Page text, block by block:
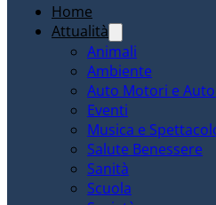
Home
Attualità
Animali
Ambiente
Auto Motori e
Eventi
Musica e
Salute Benessere
Sanità
Scuola